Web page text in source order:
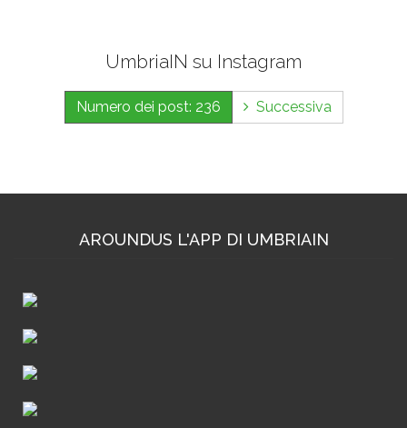
UmbriaIN su Instagram
Numero dei post: 236 Successiva
AROUNDUS L'APP DI UMBRIAIN